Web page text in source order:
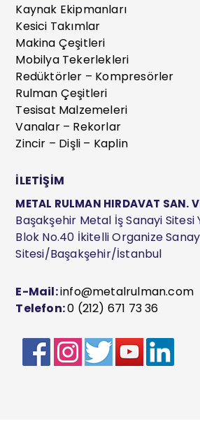
Kaynak Ekipmanları
Kesici Takımlar
Makina Çeşitleri
Mobilya Tekerlekleri
Redüktörler – Kompresörler
Rulman Çeşitleri
Tesisat Malzemeleri
Vanalar – Rekorlar
Zincir – Dişli – Kaplin
İLETİŞİM
METAL RULMAN HIRDAVAT SAN.
Başakşehir Metal İş Sanayi Sitesi
Blok No.40 İkitelli Organize
Sitesi/Başakşehir/İstanbul
E-Mail:info@metalrulman.com
Telefon:0 (212) 671 73 36